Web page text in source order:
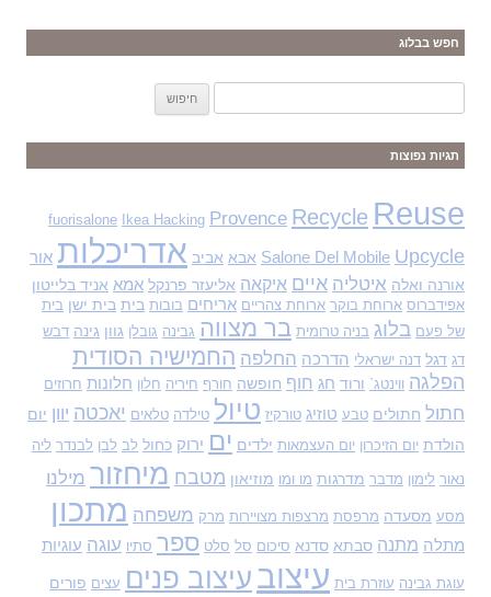
חפש בבלוג
פ
ו
:
תגיות נפוצות
fuorisalone Ikea Hacking Provence Recycle Reuse
Salone Del Mobile Upcycle אבא אביב אדריכלות אור
אורנה ואלה איטליה איים איקאה אליעזר פרנקל אמא אניד בלייטון
אפידברוס ארוחת בוקר ארוחת צהריים אריחים בובות בית בית ישן בית
של פעם בלוג בניה טרומית בר מצווה גבינה גובלן גוון גינה דבש
דג דגל דנה ישראלי הדרכה החלפה החמישיה הסודית
הפלגה ווינטג` ורוד חג חוף חופשה חורף חיריה חלון חלונות חרוזים
חתול חתולים טבע טוזיג טורקיז טיול טילדה טלאים יאכטה יוון יום
הולדת יום הזיכרון יום העצמאות ילדים ים ירוק כחול לב לבן לבנדר ליה
נאור לימון מדבר מדרגות מו ומו מוזיאון מטבח מיחזור מילנו
מסע מסעדה מרפסת מרצפות מצויירות מרק משפחה מתכון
מתלה מתנה סבתא סדנא סיכום סל סלט ספר סתיו עוגה עוגיות
עוגת גבינה עוזרת בית עיצוב עיצוב פנים עצים פורים